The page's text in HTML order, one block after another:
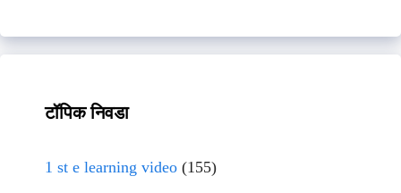
टॉपिक निवडा
1 st e learning video (155)